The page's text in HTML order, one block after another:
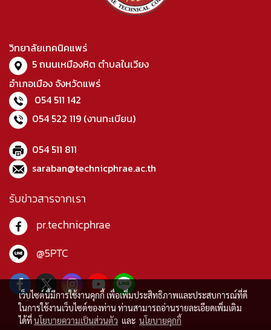
วิทยาลัยเทคนิคแพร่
5 ถนนเหมืองหิต ตำบลในเวียง
อำเภอเมือง จังหวัดแพร่
054 511 142
054 522 119 (งานทะเบียน)
054 511 811
saraban@technicphrae.ac.th
รับข่าวสารจากเรา
pr.technicphrae
@5PTC
เว็บไซต์นี้มีการใช้งานคุกกี้ เพื่อเพิ่มประสิทธิภาพและประสบการณ์ที่ดี
ในการใช้งานเว็บไซต์ของท่าน ท่านสามารถอ่านรายละเอียดเพิ่มเติม
ได้ที่นโยบายความเป็นส่วนตัว และ นโยบายคุกกี้